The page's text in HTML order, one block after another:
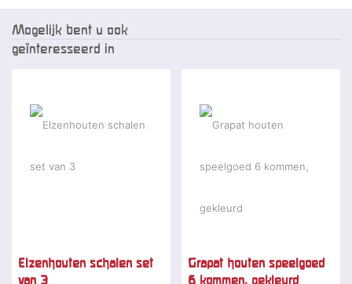
Mogelijk bent u ook
geïnteresseerd in
Elzenhouten schalen set
van 3
Grapat houten speelgoed
6 kommen, gekleurd